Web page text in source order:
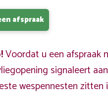
afspraak
Voordat u een afspraak
signaleert
wespennesten